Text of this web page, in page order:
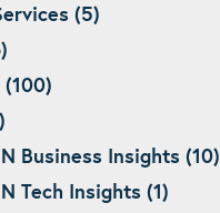
(5)
(100)
Business Insights (10)
Tech Insights (1)